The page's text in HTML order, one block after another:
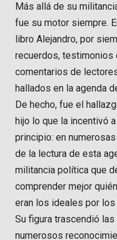
Más allá de su
fue su motor siempre.
libro Alejandro, por
recuerdos, testimonios
comentarios de
hallados en la agenda
De hecho, fue el
hijo lo que la incentivó
principio: en
de la lectura de esta
militancia política que
comprender mejor
eran los ideales por los
Su figura trascendió
numerosos